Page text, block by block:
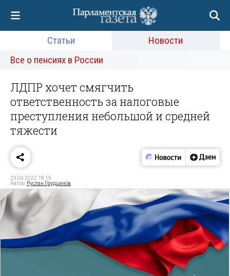
Статьи
Новости
Все о пенсиях в России
ЛДПР хочет смягчить
ответственность за налоговые
преступления небольшой и средней
тяжести
23.09.2022 18:19
Автор: Руслан Грудцинов